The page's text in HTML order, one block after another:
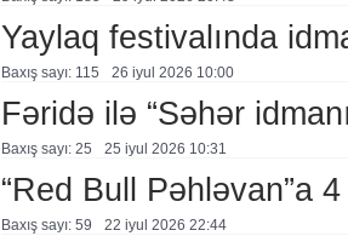
Yaylaq festivalında
Baxış sayı: 115 26 i̇yul 2026 10:00
Fəridə ilə “Səhər
Baxış sayı: 25 25 i̇yul 2026 10:31
“Red Bull Pəhləvan”a
Baxış sayı: 59 22 i̇yul 2026 22:44